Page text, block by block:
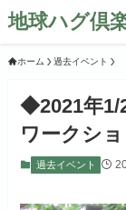
地球ハグ倶
ホーム 過去イベント
◆2021年1/
ワークシ
過去イベント